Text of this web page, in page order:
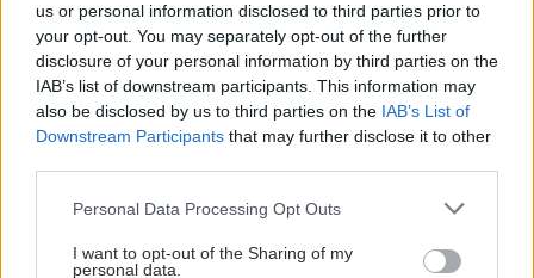
us or personal information disclosed to third parties prior to
your opt-out. You may separately opt-out of the further
disclosure of your personal information by third parties on the
IAB’s list of downstream participants. This information may
also be disclosed by us to third parties on the IAB’s List of
Downstream Participants that may further disclose it to other
Please note that this website/app uses one or more Google
not limited to your visit or usage behaviour. You may click to
Personal Data Processing Opt Outs
I want to opt-out of the Sharing of my
personal data.